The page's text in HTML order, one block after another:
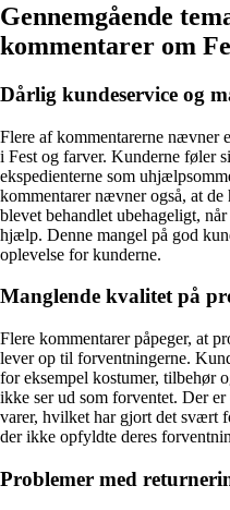
Gennemgående
kommentarer om
Dårlig kundeservice og
Flere af kommentarerne nævner
i Fest og farver. Kunderne føler
ekspedienterne som
kommentarer nævner også, at
blevet behandlet ubehageligt,
hjælp. Denne mangel på god
oplevelse for kunderne.
Manglende kvalitet på
Flere kommentarer påpeger, at
lever op til forventningerne.
for eksempel kostumer, tilbehør
ikke ser ud som forventet. Der
varer, hvilket har gjort det svært
der ikke opfyldte deres
Problemer med